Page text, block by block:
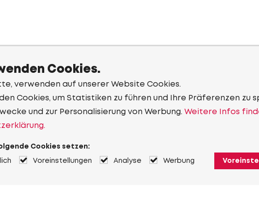
Cookies.
verwenden auf unserer Website Cookies.
Cookies, um Statistiken zu führen und Ihre Präferenzen zu
und zur Personalisierung von Werbung. Weitere Infos
Cookies setzen:
Voreinstellungen Analyse Werbung